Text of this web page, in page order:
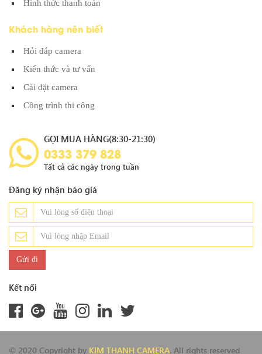
Hình thức thanh toán
Khách hàng nên biết
Hỏi đáp camera
Kiến thức và tư vấn
Cài đặt camera
Công trình thi công
GỌI MUA HÀNG(8:30-21:30)
0333 379 828
Tất cả các ngày trong tuần
Đăng ký nhận báo giá
Kết nối
© 2020 Copyright by KIM THANH CAMERA. All rights reserved